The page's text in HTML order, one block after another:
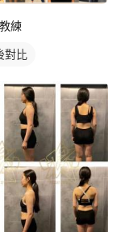
練
對比